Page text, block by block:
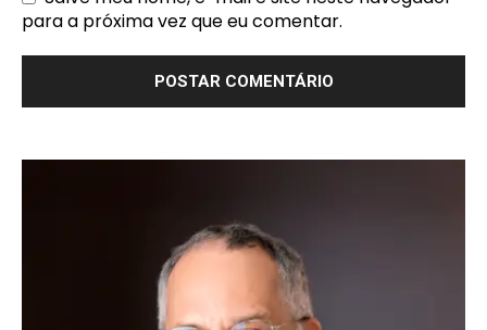
para a próxima vez que eu comentar.